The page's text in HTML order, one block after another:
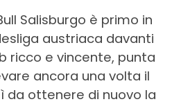
Salisburgo è primo in
austriaca davanti
ricco e vincente, punta
ancora una volta il
da ottenere di nuovo la